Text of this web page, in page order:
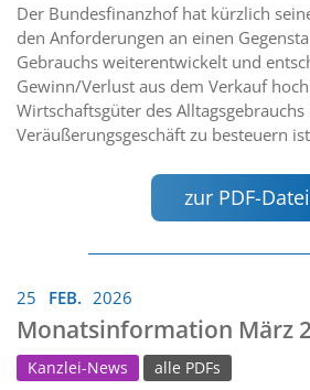
Der Bundesfinanzhof hat kürzlich
den Anforderungen an einen
Gebrauchs weiterentwickelt und
Gewinn/Verlust aus dem Verkauf
Wirtschaftsgüter des
Veräußerungsgeschäft zu besteuern
zur PDF-Datei
25 FEB. 2026
Monatsinformation März
Kanzlei-News alle PDFs